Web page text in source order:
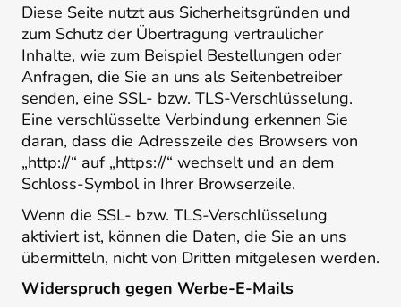
Diese Seite nutzt aus Sicherheitsgründen und
zum Schutz der Übertragung vertraulicher
Inhalte, wie zum Beispiel Bestellungen oder
Anfragen, die Sie an uns als Seitenbetreiber
senden, eine SSL- bzw. TLS-Verschlüsselung.
Eine verschlüsselte Verbindung erkennen Sie
daran, dass die Adresszeile des Browsers von
„http://“ auf „https://“ wechselt und an dem
Schloss-Symbol in Ihrer Browserzeile.
Wenn die SSL- bzw. TLS-Verschlüsselung
aktiviert ist, können die Daten, die Sie an uns
übermitteln, nicht von Dritten mitgelesen werden.
Widerspruch gegen Werbe-E-Mails